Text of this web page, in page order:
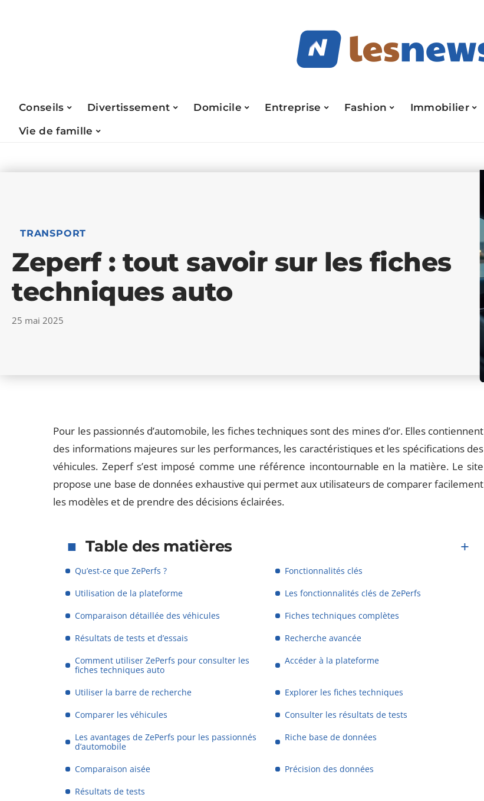
Conseils Divertissement Domicile Entreprise Fashion Immobilier
Vie de famille
TRANSPORT
Zeperf : tout savoir sur les fiches
techniques auto
25 mai 2025
Pour les passionnés d’automobile, les fiches techniques sont des mines d’or. Elles contiennent
des informations majeures sur les performances, les caractéristiques et les spécifications des
véhicules. Zeperf s’est imposé comme une référence incontournable en la matière. Le site
propose une base de données exhaustive qui permet aux utilisateurs de comparer facilement
les modèles et de prendre des décisions éclairées.
Table des matières
Qu’est-ce que ZePerfs ?
Fonctionnalités clés
Utilisation de la plateforme
Les fonctionnalités clés de ZePerfs
Comparaison détaillée des véhicules
Fiches techniques complètes
Résultats de tests et d’essais
Recherche avancée
Comment utiliser ZePerfs pour consulter les
fiches techniques auto
Accéder à la plateforme
Utiliser la barre de recherche
Explorer les fiches techniques
Comparer les véhicules
Consulter les résultats de tests
Les avantages de ZePerfs pour les passionnés
d’automobile
Riche base de données
Comparaison aisée
Précision des données
Résultats de tests